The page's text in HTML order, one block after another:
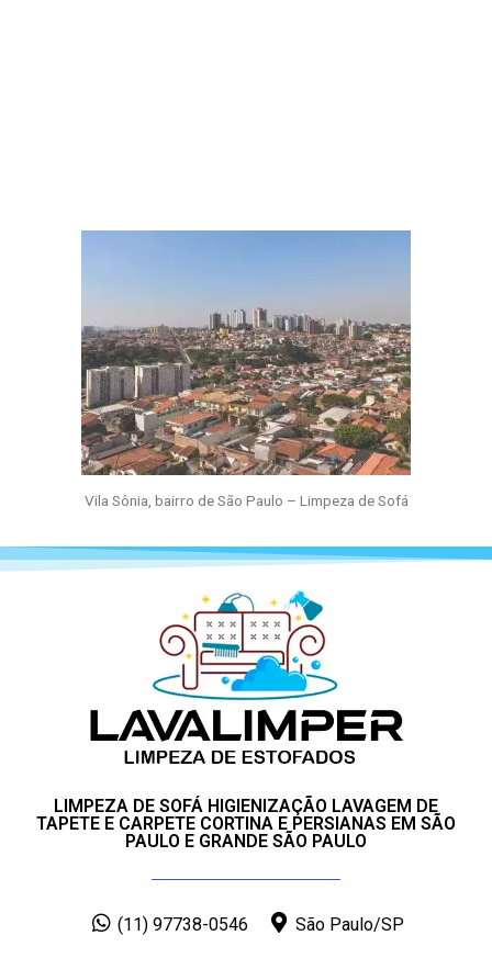
Vila Sônia, bairro de São Paulo – Limpeza de Sofá
LIMPEZA DE SOFÁ HIGIENIZAÇÃO LAVAGEM DE
TAPETE E CARPETE CORTINA E PERSIANAS EM SÃO
PAULO E GRANDE SÃO PAULO
(11) 97738-0546 São Paulo/SP